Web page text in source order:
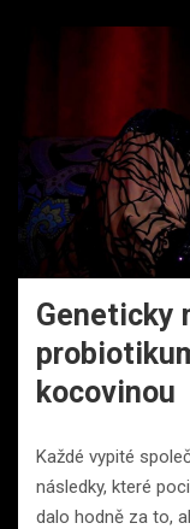
Geneticky
kocovinou
Každé vypité
následky, které
dalo hodně za to,